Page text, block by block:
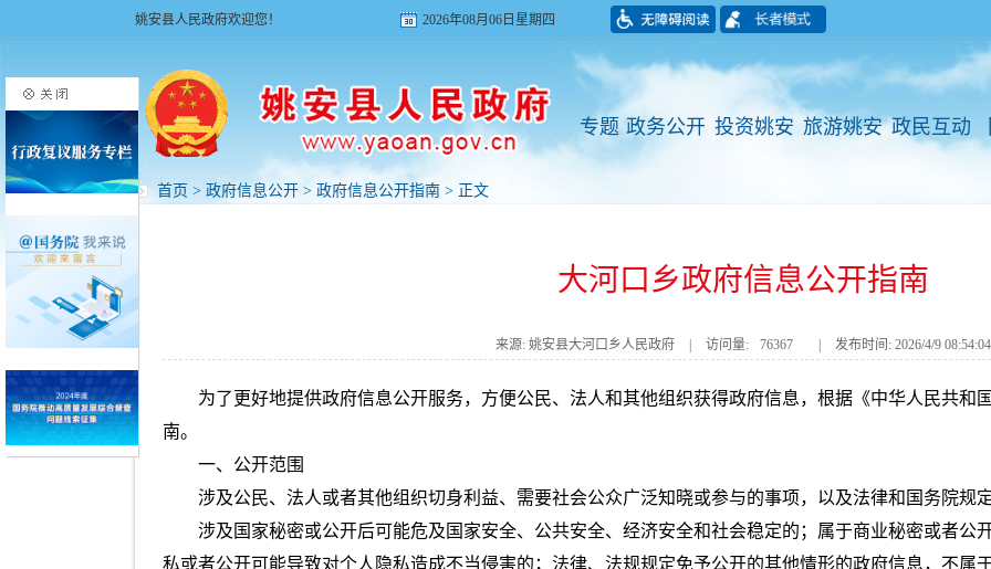
姚安县人民政府欢迎您！ 2026年08月06日星期四
专题 政务公开 投资姚安 旅游姚安 政民互动
首页 > 政府信息公开 > 政府信息公开指南 > 正文
大河口乡政府信息公开指南
来源: 姚安县大河口乡人民政府 访问量: 76367 发布时间: 2026/4/9 08:54:04
为了更好地提供政府信息公开服务，方便公民、法人和其他组织获得政府信息，根据《中华人民共和
南。
一、公开范围
涉及公民、法人或者其他组织切身利益、需要社会公众广泛知晓或参与的事项，以及法律和国务院规
涉及国家秘密或公开后可能危及国家安全、公共安全、经济安全和社会稳定的；属于商业秘密或者公
私或者公开可能导致对个人隐私造成不当侵害的；法律、法规规定免予公开的其他情形的政府信息，不属